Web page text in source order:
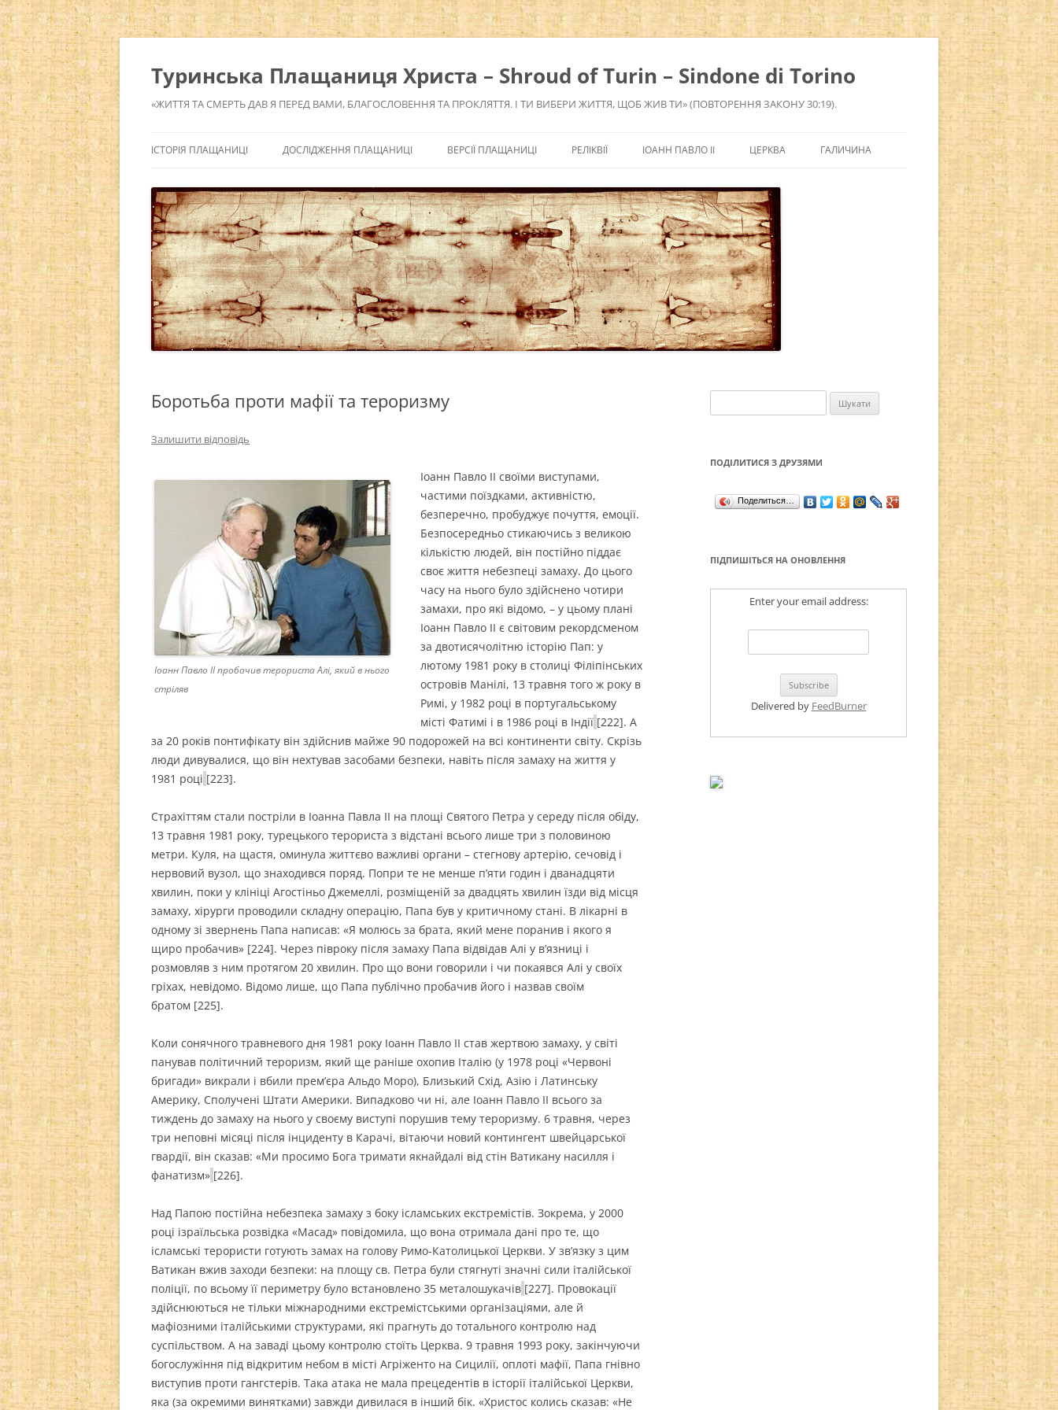
Перейти
Туринська Плащаниця Христа – Shroud of Turin – Sindone di Torino
«ЖИТТЯ ТА СМЕРТЬ ДАВ Я ПЕРЕД ВАМИ, БЛАГОСЛОВЕННЯ ТА ПРОКЛЯТТЯ. І ТИ ВИБЕРИ ЖИТТЯ, ЩОБ ЖИВ ТИ» (ПОВТОРЕННЯ ЗАКОНУ 30:19).
ІСТОРІЯ ПЛАЩАНИЦІ ДОСЛІДЖЕННЯ ПЛАЩАНИЦІ ВЕРСІЇ ПЛАЩАНИЦІ РЕЛІКВІЇ ІОАНН ПАВЛО ІІ ЦЕРКВА
СВЯТІ, ЯКІ ЗМІНИЛИ СВІТ
СВЯТІ ЄВРОПИ
КИТАЙСЬКІ СВЯТІ
СВЯТІ СИРІЇ
СВЯТІ ІРАНУ (ПЕРСІЇ)
НОВИНИ ЦЕРКВИ
ПРОЩІ
ОРДЕНИ КАТОЛИЦЬКОЇ ЦЕРКВИ
РИМСЬКІ ПАПИ (ПОНТИФІКИ)
ГАЛИЧИНА
Боротьба проти мафії та тероризму
Залишити відповідь
Іоанн Павло ІІ пробачив терориста Алі, який в нього
стріляв
Іоанн Павло ІІ своїми виступами,
частими поїздками, активністю,
безперечно, пробуджує почуття, емоції.
Безпосередньо стикаючись з великою
кількістю людей, він постійно піддає
своє життя небезпеці замаху. До цього
часу на нього було здійснено чотири
замахи, про які відомо, – у цьому плані
Іоанн Павло ІІ є світовим рекордсменом
за двотисячолітню історію Пап: у
лютому 1981 року в столиці Філіпінських
островів Манілі, 13 травня того ж року в
Римі, у 1982 році в португальському
місті Фатимі і в 1986 році в Індії [222]. А
за 20 років понтифікату він здійснив майже 90 подорожей на всі континенти світу. Скрізь
люди дивувалися, що він нехтував засобами безпеки, навіть після замаху на життя у
1981 році [223].
Страхіттям стали постріли в Іоанна Павла ІІ на площі Святого Петра у середу після обіду,
13 травня 1981 року, турецького терориста з відстані всього лише три з половиною
метри. Куля, на щастя, оминула життєво важливі органи – стегнову артерію, сечовід і
нервовий вузол, що знаходився поряд. Попри те не менше п’яти годин і дванадцяти
хвилин, поки у клініці Агостіньо Джемеллі, розміщеній за двадцять хвилин їзди від місця
замаху, хірурги проводили складну операцію, Папа був у критичному стані. В лікарні в
одному зі звернень Папа написав: «Я молюсь за брата, який мене поранив і якого я
щиро пробачив» [224]. Через півроку після замаху Папа відвідав Алі у в’язниці і
розмовляв з ним протягом 20 хвилин. Про що вони говорили і чи покаявся Алі у своїх
гріхах, невідомо. Відомо лише, що Папа публічно пробачив його і назвав своїм
братом [225].
Коли сонячного травневого дня 1981 року Іоанн Павло ІІ став жертвою замаху, у світі
панував політичний тероризм, який ще раніше охопив Італію (у 1978 році «Червоні
бригади» викрали і вбили прем’єра Альдо Моро), Близький Схід, Азію і Латинську
Америку, Сполучені Штати Америки. Випадково чи ні, але Іоанн Павло ІІ всього за
тиждень до замаху на нього у своєму виступі порушив тему тероризму. 6 травня, через
три неповні місяці після інциденту в Карачі, вітаючи новий контингент швейцарської
гвардії, він сказав: «Ми просимо Бога тримати якнайдалі від стін Ватикану насилля і
фанатизм» [226].
Над Папою постійна небезпека замаху з боку ісламських екстремістів. Зокрема, у 2000
році ізраїльська розвідка «Масад» повідомила, що вона отримала дані про те, що
ісламські терористи готують замах на голову Римо-Католицької Церкви. У зв’язку з цим
Ватикан вжив заходи безпеки: на площу св. Петра були стягнуті значні сили італійської
поліції, по всьому її периметру було встановлено 35 металошукачів [227]. Провокації
здійснюються не тільки міжнародними екстремістськими організаціями, але й
мафіозними італійськими структурами, які прагнуть до тотального контролю над
суспільством. А на заваді цьому контролю стоїть Церква. 9 травня 1993 року, закінчуючи
богослужіння під відкритим небом в місті Агріженто на Сицилії, оплоті мафії, Папа гнівно
виступив проти гангстерів. Така атака не мала прецедентів в історії італійської Церкви,
яка (за окремими винятками) завжди дивилася в інший бік. «Христос колись сказав: «Не
ПОДІЛИТИСЯ З ДРУЗЯМИ
Поделиться…
ПІДПИШІТЬСЯ НА ОНОВЛЕННЯ
Enter your email address:
Delivered by FeedBurner